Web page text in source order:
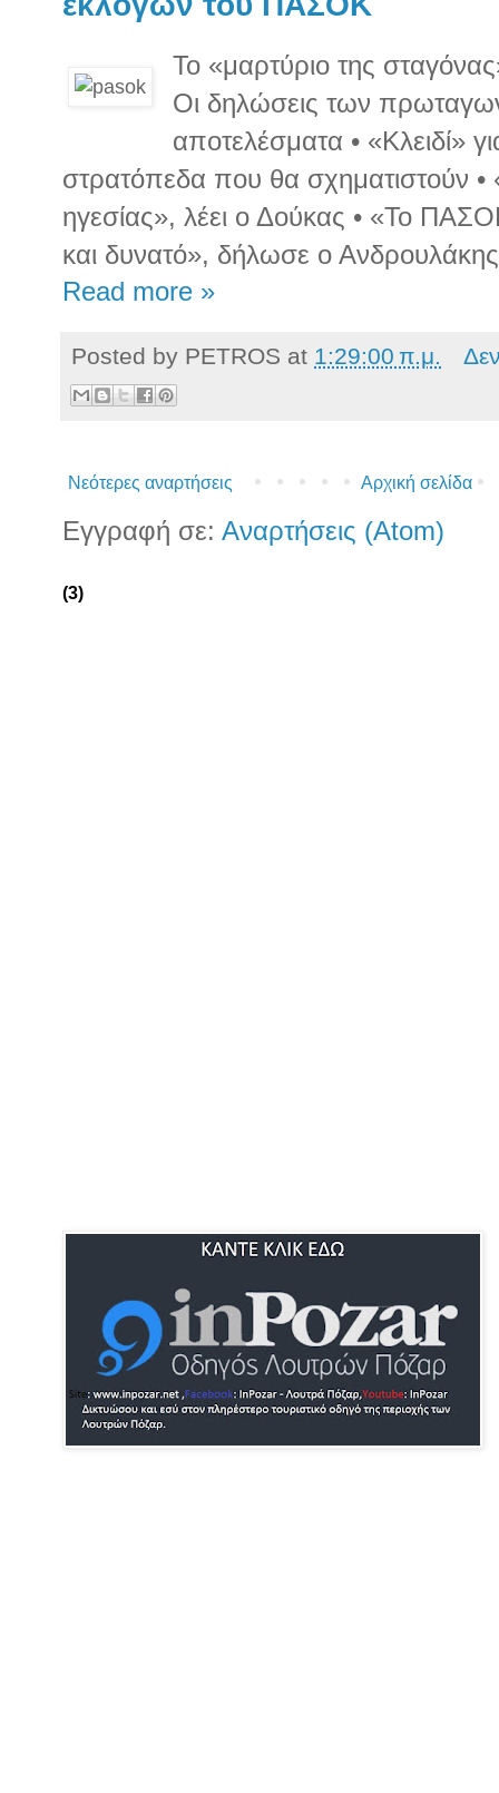
Το «μαρτύριο της
Οι δηλώσεις των
αποτελέσματα • «Κλειδί»
στρατόπεδα που θα σχηματιστούν •
ηγεσίας», λέει ο Δούκας • «Το
και δυνατό», δήλωσε ο
Read more »
Posted by PETROS at 1:29:00 π.μ.
Νεότερες αναρτήσεις Αρχική σελίδα
Εγγραφή σε: Αναρτήσεις (Atom)
(3)